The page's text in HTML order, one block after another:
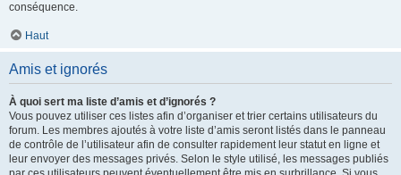
conséquence.
Haut
Amis et ignorés
À quoi sert ma liste d’amis et d’ignorés ?
Vous pouvez utiliser ces listes afin d’organiser et trier certains utilisateurs du
forum. Les membres ajoutés à votre liste d’amis seront listés dans le panneau
de contrôle de l’utilisateur afin de consulter rapidement leur statut en ligne et
leur envoyer des messages privés. Selon le style utilisé, les messages publiés